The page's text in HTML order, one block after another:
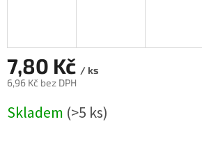
7,80 Kč / ks
6,96 Kč bez DPH
cena:
Skladem (>5 ks)